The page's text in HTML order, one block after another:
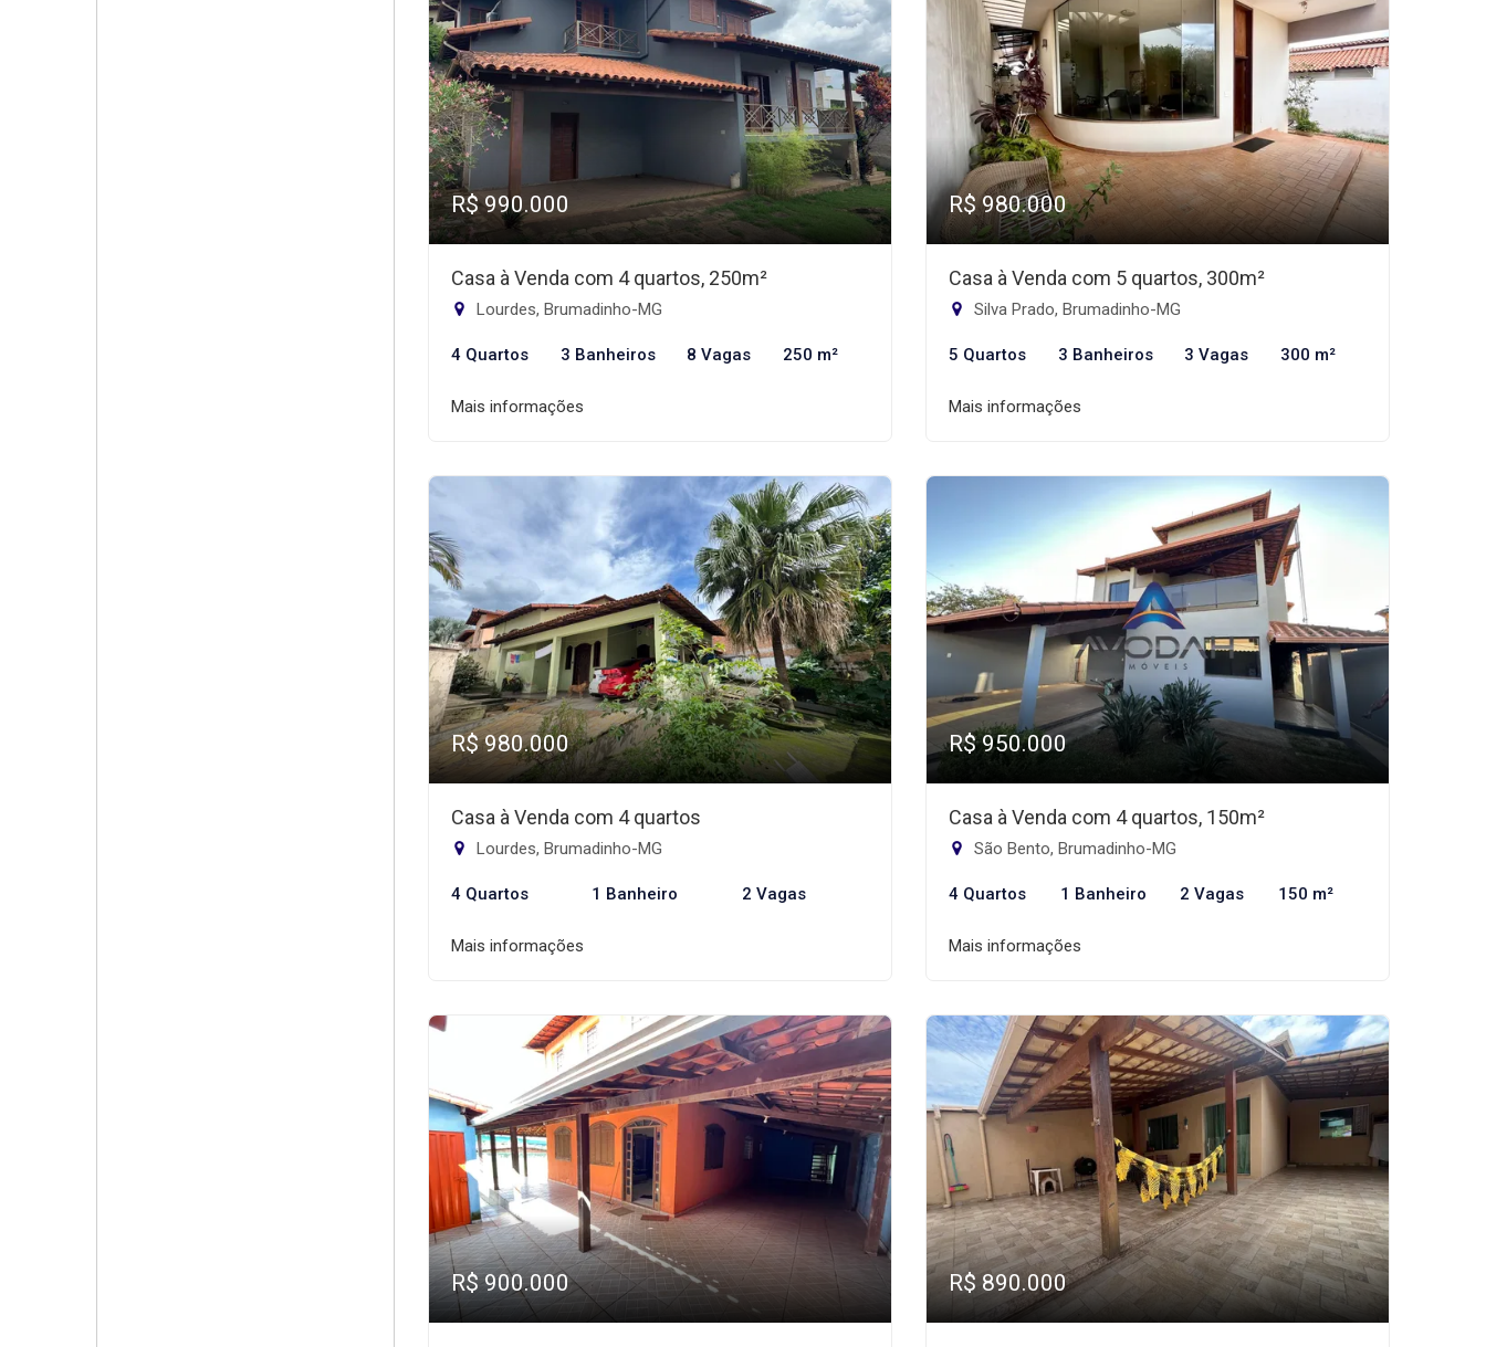
R$ 990.000
Casa à Venda com 4 quartos, 250m²
Lourdes, Brumadinho-MG
4 Quartos 3 Banheiros 8 Vagas 250 m²
Mais informações
R$ 980.000
Casa à Venda com 5 quartos, 300m²
Silva Prado, Brumadinho-MG
5 Quartos 3 Banheiros 3 Vagas 300 m²
Mais informações
R$ 980.000
Casa à Venda com 4 quartos
Lourdes, Brumadinho-MG
4 Quartos 1 Banheiro 2 Vagas
Mais informações
R$ 950.000
Casa à Venda com 4 quartos, 150m²
São Bento, Brumadinho-MG
4 Quartos 1 Banheiro 2 Vagas 150 m²
Mais informações
R$ 900.000 R$ 890.000